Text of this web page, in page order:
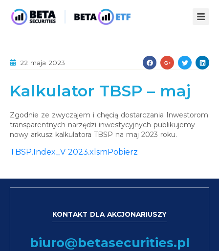
INFOPACK
STATYSTYKI
O NAS
PUBLIKACJE
KONTAKT
22 maja 2023
Kalkulator TBSP – maj
Zgodnie ze zwyczajem i chęcią dostarczania Inwestorom
transparentnych narzędzi inwestycyjnych publikujemy
nowy arkusz kalkulatora TBSP na maj 2023 roku.
TBSP.Index_V 2023.xlsm Pobierz
KONTAKT DLA AKCJONARIUSZY
biuro@betasecurities.pl